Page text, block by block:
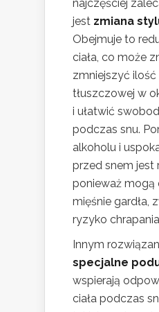
najczęściej
jest zmiana
Obejmuje to
ciała, co może
zmniejszyć ilość
tłuszczowej w
i ułatwić
podczas snu.
alkoholu i
przed snem jest
ponieważ mogą
mięśnie gardła,
ryzyko
Innym
specjalne
wspierają
ciała podczas